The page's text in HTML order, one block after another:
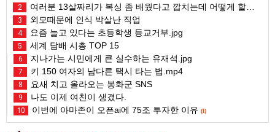
2 여러분 13살짜리가 복싱 좀 배웠다고 깝치는데 어떻게 할까요?
3 외모때문에 인식 박살난 직업
4 요즘 늘고 있다는 초등학생 등교거부.jpg
5 세계 담배 시총 TOP 15
6 지나가는 시민에게 큰 실수하는 유재석.jpg
7 키 150 여자의 남다른 택시 타는 법.mp4
8 요새 치고 올라오는 봉화군 SNS
9 나도 이제 여친이 생겼다.
10 이번에 아마존이 오픈ai에 75조 투자한 이유 (1)